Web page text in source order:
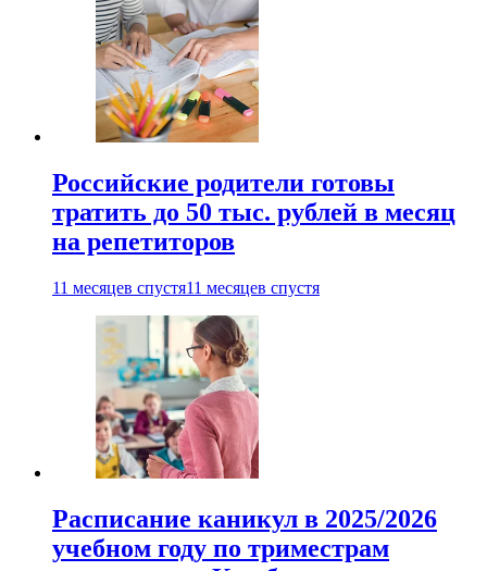
Российские родители готовы
тратить до 50 тыс. рублей в месяц
на репетиторов
11 месяцев спустя11 месяцев спустя
Расписание каникул в 2025/2026
учебном году по триместрам